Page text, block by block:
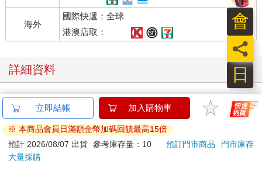
換生涯跑道。由於安娜的媽媽是護理師，安娜熟悉職業型態，也
喜歡這份工作規則清楚、指引明確的特色，決定也成為護理師。
她告訴我：「對我來說，這份工作簡直完美。每天都不一樣。而
然而，安娜雖然喜歡這份工作，也表現得不錯，卻還是經常覺得
自己不適任。她說：「我覺得自己腦子不錯，但別人不這麼想。
我有點口拙，沒辦法很快回話。」
到了二十出頭，她被工作壓得喘不過氣，隨時都覺得疲憊不堪，
還犯了一些絕不能讓別人知道的錯。
海外
國際快遞：全球
港澳店取：
詳細資料
語言 中文繁體 裝訂
紙本平裝
ISBN
9786267771044 分級 普通級
頁數
立即結帳 加入購物車
※ 本商品會員日滿額金幣加碼回饋最高15倍
預計 2026/08/07 出貨 參考庫存量：10 預訂門市商品
門市庫存
大量採購
日
員
會